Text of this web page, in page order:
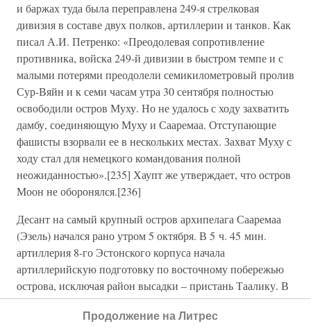
и баржах туда была переправлена 249-я стрелковая
дивизия в составе двух полков, артиллерии и танков. Как
писал А.И. Петренко: «Преодолевая сопротивление
противника, войска 249-й дивизии в быстром темпе и с
малыми потерями преодолели семикилометровый пролив
Сур-Вяйн и к семи часам утра 30 сентября полностью
освободили остров Муху. Но не удалось с ходу захватить
дамбу, соединяющую Муху и Сааремаа. Отступающие
фашисты взорвали ее в нескольких местах. Захват Муху с
ходу стал для немецкого командования полной
неожиданностью».[235] Хаупт же утверждает, что остров
Моон не оборонялся.[236]
Десант на самый крупный остров архипелага Сааремаа
(Эзель) начался рано утром 5 октября. В 5 ч. 45 мин.
артиллерия 8-го Эстонского корпуса начала
артиллерийскую подготовку по восточному побережью
острова, исключая район высадки – пристань Таалику. В
то же время артиллерия 109-й стрелковой дивизии с
южного побережья острова Хинумаа начала
Продолжение на Литрес